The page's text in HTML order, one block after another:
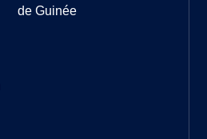
de Guinée